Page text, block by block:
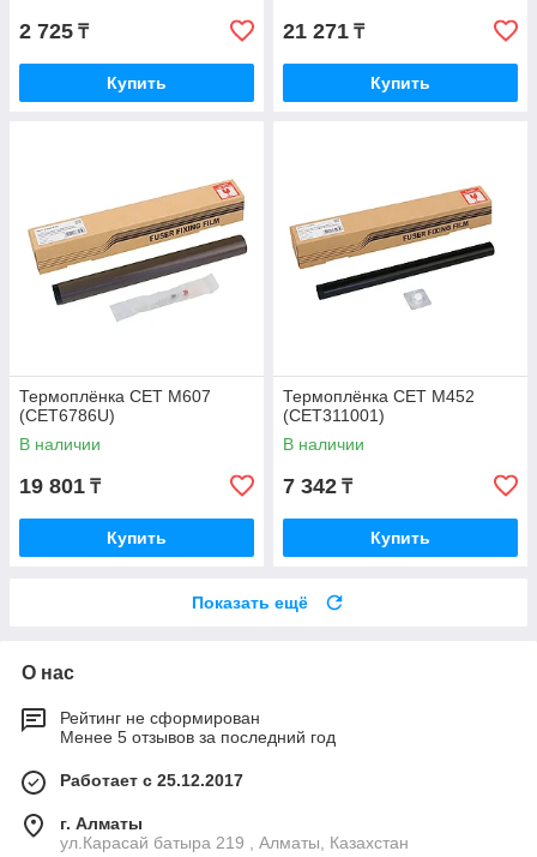
2 725 ₸
Купить
21 271 ₸
Купить
Термоплёнка CET M607
(CET6786U)
В наличии
19 801 ₸
Купить
Термоплёнка CET M452
(CET311001)
В наличии
7 342 ₸
Купить
Показать ещё
О нас
Рейтинг не сформирован
Менее 5 отзывов за последний год
Работает с 25.12.2017
г. Алматы
ул.Карасай батыра 219 , Алматы, Казахстан